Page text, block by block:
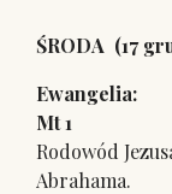
ŚRODA (17
Mt 1
Rodowód
Abrahama.